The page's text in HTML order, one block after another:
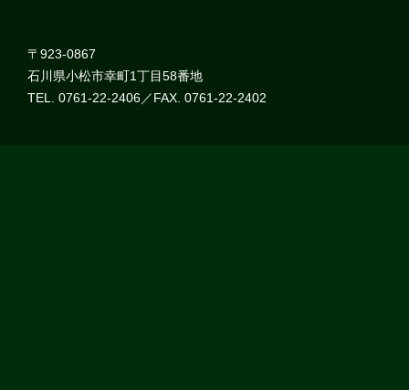
〒923-0867
石川県小松市幸町1丁目58番地
TEL. 0761-22-2406／FAX. 0761-22-2402